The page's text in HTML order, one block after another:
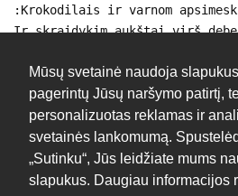
Mūsų svetainė naudoja
pagerintų Jūsų naršymo patirtį,
personalizuotas reklamas ir
svetainės lankomumą.
„Sutinku“, Jūs leidžiate mums
slapukus. Daugiau informacijos
:Krokodilais ir varnom
Ir skraidykim aukštai virš
Rašyti atsakymą...